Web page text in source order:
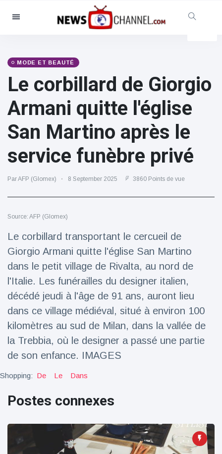
Catégories
Social et amusant
Cinéma et télévision
(81)
Célébrités
(13938)
Mode et beauté
(122)
Nourriture et boissons
(79)
Jeux
(160)
Santé et forme physique
Voyage et aventure
(77)
Dernières nouvelles
2023 Citroën
ë-C3 Reveal
18 March
35
Points de vue
Ferrari SP-8 -
dérivé de la
One-Off de
18 March
première
Hyper-GT
100électrique
18 March
22
Points de vue
MODE ET BEAUTÉ
Le corbillard de Giorgio
Armani quitte l'église
San Martino après le
service funèbre privé
Par AFP (Glomex) 8 September 2025 3860 Points de vue
Source: AFP (Glomex)
Le corbillard transportant le cercueil de
Giorgio Armani quitte l'église San Martino
dans le petit village de Rivalta, au nord de
l'Italie. Les funérailles du designer italien,
décédé jeudi à l'âge de 91 ans, auront lieu
dans ce village médiéval, situé à environ 100
kilomètres au sud de Milan, dans la vallée de
la Trebbia, où le designer a passé une partie
de son enfance. IMAGES
Shopping: De Le Dans
Postes connexes